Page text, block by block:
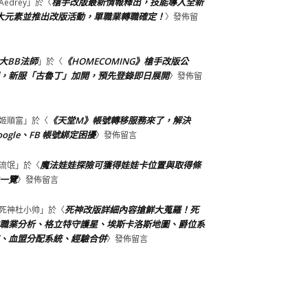
」於〈
元素並推出改版活動，單職業轉職確定！〉發佈留
BB法師」於〈 《HOMECOMING》槍手改版公
新服「古魯丁」加開，預先登錄即日展開〉發佈留
順富 」於〈 《天堂M》帳號轉移服務來了，解決
、FB 帳號綁定困擾〉發佈留言
氓」於〈魔法娃娃探險可獲得娃娃卡位置與取得條
覽〉發佈留言
神杜小帅 」於〈死神改版詳細內容搶鮮大蒐羅！死
業分析、格立特守護星、埃斯卡洛斯地圖、爵位系
血盟分配系統、經驗合併〉發佈留言